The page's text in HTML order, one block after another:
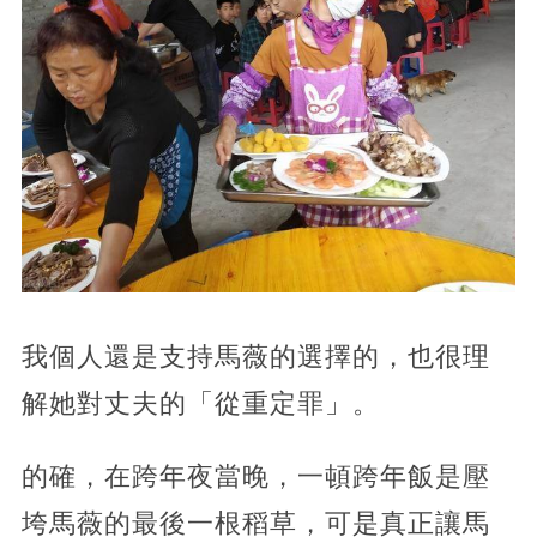
我個人還是支持馬薇的選擇的，也很理
解她對丈夫的「從重定罪」。
的確，在跨年夜當晚，一頓跨年飯是壓
垮馬薇的最後一根稻草，可是真正讓馬